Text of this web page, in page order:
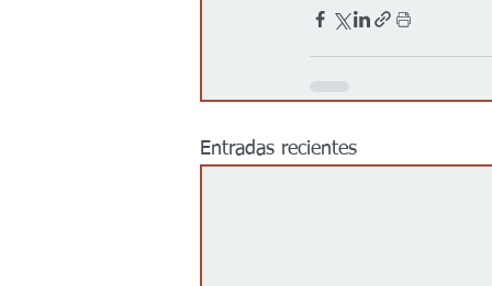
Entradas recientes